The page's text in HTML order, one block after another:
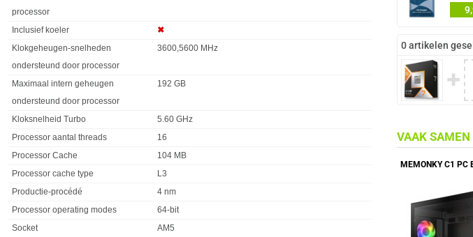
processor
Inclusief koeler
✖︎
Klokgeheugen-snelheden
ondersteund door processor
3600,5600 MHz
Maximaal intern geheugen
ondersteund door processor
192 GB
Kloksnelheid Turbo
5.60 GHz
Processor aantal threads
16
Processor Cache
104 MB
Processor cache type
L3
Productie-procédé
4 nm
Processor operating modes
64-bit
Socket
AM5
0 artikelen
✚
VAAK
MEMONKY C1 PC